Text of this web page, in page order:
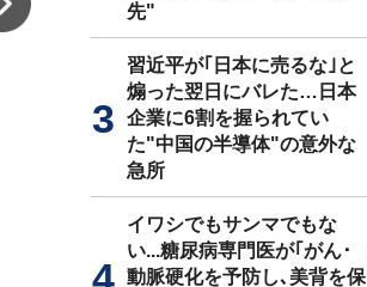
先"
習近平が｢日本に売るな｣と
煽った翌日にバレた…日本
企業に6割を握られてい
た"中国の半導体"の意外な
急所
イワシでもサンマでもな
い...糖尿病専門医が｢がん･
動脈硬化を予防し､美背を保